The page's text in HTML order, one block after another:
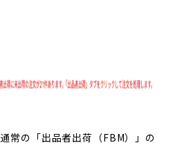
常の「出品者出荷（FBM）」の